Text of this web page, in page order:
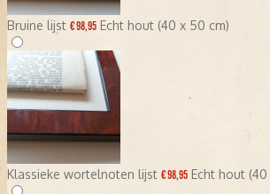
Bruine lijst € 98,95 Echt hout (40 x 50 cm)
Klassieke wortelnoten lijst € 98,95 Echt hout